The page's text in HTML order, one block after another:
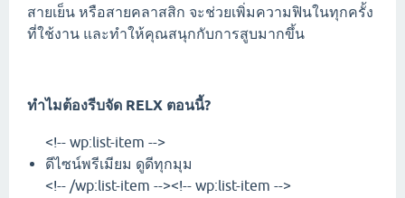
สายเย็น หรือสายคลาสสิก จะช่วยเพิ่มความฟินในทุกครั้ง
ที่ใช้งาน และทำให้คุณสนุกกับการสูบมากขึ้น
ทำไมต้องรีบจัด RELX ตอนนี้?
<!-- wp:list-item -->
ดีไซน์พรีเมียม ดูดีทุกมุม
<!-- /wp:list-item --><!-- wp:list-item -->